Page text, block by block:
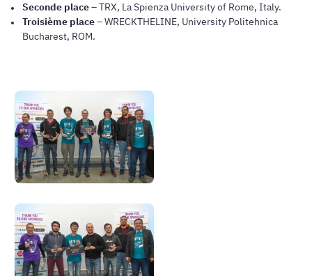
Seconde place– TRX, La Spienza University of Rome, Italy.
Troisième place– WRECKTHELINE, University Politehnica
Bucharest, ROM.